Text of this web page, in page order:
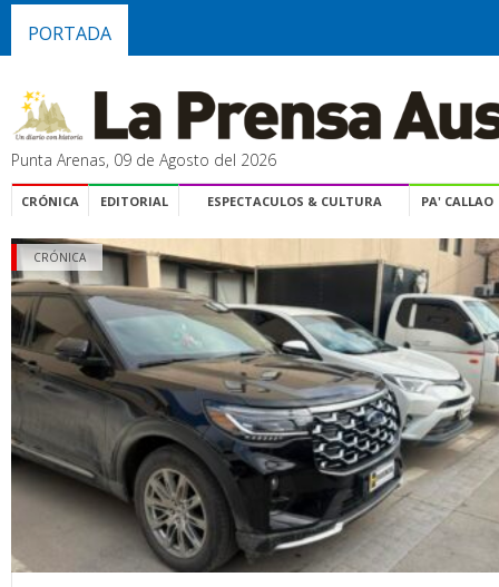
PORTADA
Punta Arenas, 09 de Agosto del 2026
CRÓNICA EDITORIAL ESPECTACULOS & CULTURA PA' CALLAO
CRÓNICA